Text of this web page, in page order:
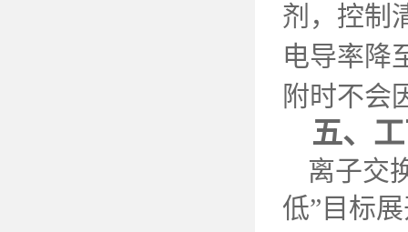
剂，控制
电导率降
附时不会
五、
离子交
低”目标